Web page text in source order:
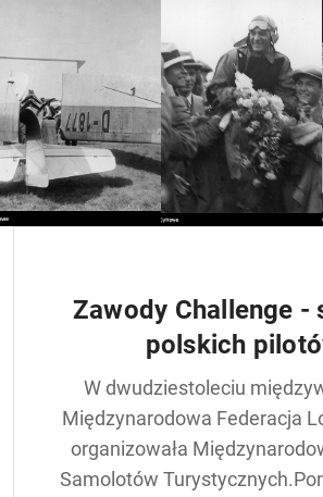
Zawody Challenge -
polskich
W dwudziestoleciu
Międzynarodowa Federacja
organizowała
Samolotów